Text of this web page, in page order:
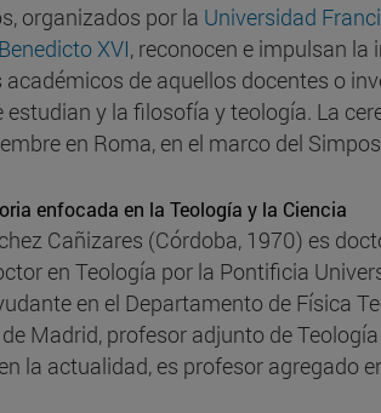
organizados por la Universidad
XVI, reconocen e impulsan
de aquellos docentes o
estudian y la filosofía y teología. La
en Roma, en el marco del
enfocada en la Teología y la Ciencia
Cañizares (Córdoba, 1970) es
en Teología por la Pontificia
en el Departamento de Física
Madrid, profesor adjunto de
la actualidad, es profesor agregado